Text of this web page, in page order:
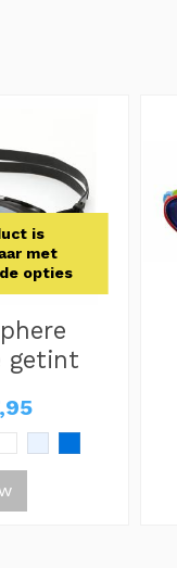
is
met
opties
getint